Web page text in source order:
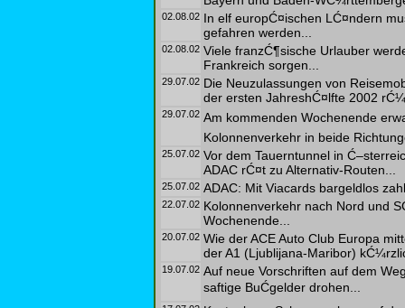
02.08.02 In elf europĆ¤ischen LĆ¤ndern
gefahren werden...
02.08.02 Viele franzĆ¶sische Urlauber
Frankreich sorgen...
29.07.02 Die Neuzulassungen von
der ersten JahreshĆ¤lfte 2002
29.07.02 Am kommenden Wochenende
Kolonnenverkehr in beide
25.07.02 Vor dem Tauerntunnel in
ADAC rĆ¤t zu Alternativ-Routen...
25.07.02 ADAC: Mit Viacards bargeldlos
22.07.02 Kolonnenverkehr nach Nord und
Wochenende...
20.07.02 Wie der ACE Auto Club Europa
der A1 (Ljublijana-Maribor)
19.07.02 Auf neue Vorschriften auf dem
saftige BuĆgelder drohen...